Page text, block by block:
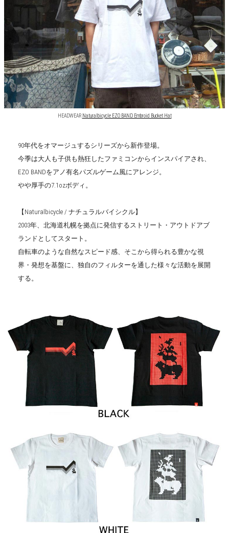
HEADWEAR Naturalbicycle EZO BAND Embroid Bucket Hat
90年代をオマージュするシリーズから新作登場。
今季は大人も子供も熱狂したファミコンからインスパイアされ、
EZO BANDをアノ有名パズルゲーム風にアレンジ。
やや厚手の7.1ozボディ。
【Naturalbicycle / ナチュラルバイシクル】
2003年、北海道札幌を拠点に発信するストリート・アウトドアブ
ランドとしてスタート。
自転車のような自然なスピード感、そこから得られる豊かな視
界・発想を基盤に、独自のフィルターを通した様々な活動を展開
する。